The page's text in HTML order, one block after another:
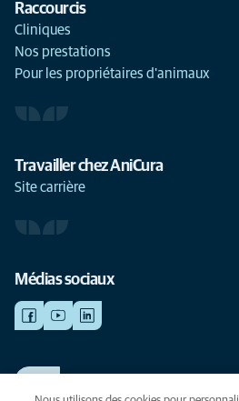
Raccourcis
Cliniques
Nos prestations
Pour les propriétaires d'animaux
Travailler chez AniCura
Site carrière
Médias sociaux
Voir nos offres d'emploi